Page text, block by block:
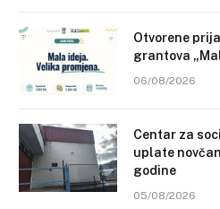
Otvorene
grantova
06/08/2026
Centar za
uplate
godine
05/08/2026